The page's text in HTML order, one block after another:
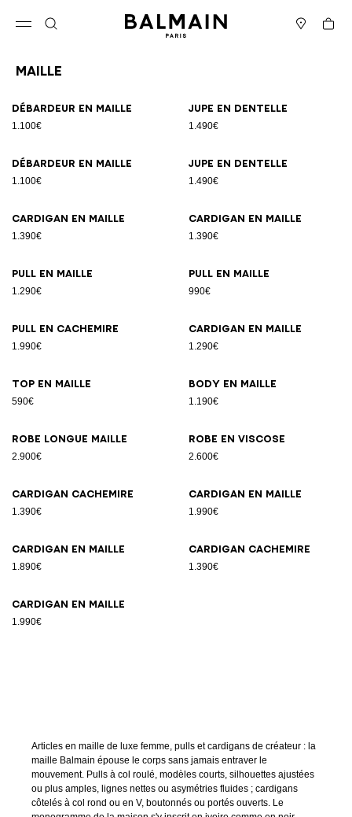
Panier
Maille
Débardeur en maille
1.100€
Jupe en dentelle
1.490€
Débardeur en maille
1.100€
Jupe en dentelle
1.490€
Cardigan en maille
1.390€
Cardigan en maille
1.390€
Pull en maille
1.290€
Pull en maille
990€
Pull en cachemire
1.990€
Cardigan en maille
1.290€
Top en maille
590€
Body en maille
1.190€
Robe longue maille
2.900€
Robe en viscose
2.600€
Cardigan cachemire
1.390€
Cardigan en maille
1.990€
Cardigan en maille
1.890€
Cardigan cachemire
1.390€
Cardigan en maille
1.990€
Articles en maille de luxe femme, pulls et cardigans de créateur : la
maille Balmain épouse le corps sans jamais entraver le
mouvement. Pulls à col roulé, modèles courts, silhouettes ajustées
ou plus amples, lignes nettes ou asymétries fluides ; cardigans
côtelés à col rond ou en V, boutonnés ou portés ouverts. Le